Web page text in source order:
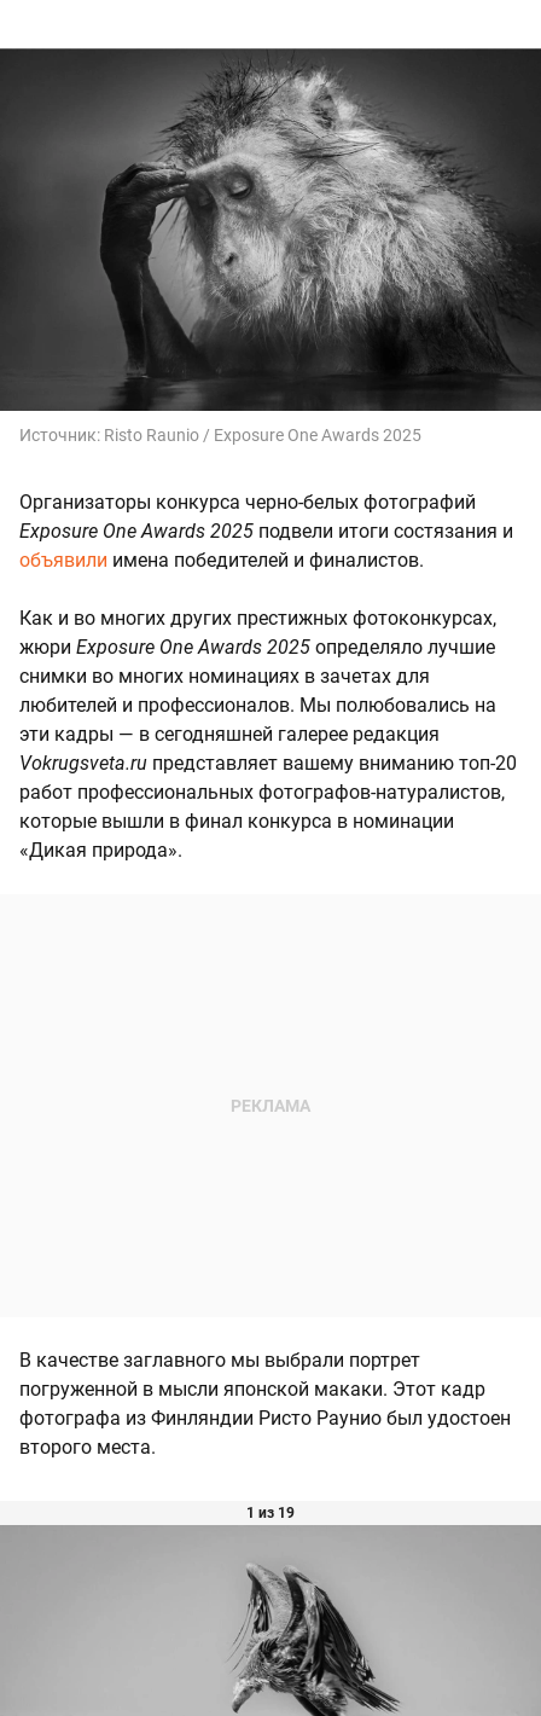
Источник: Risto Raunio / Exposure One Awards 2025
Организаторы конкурса черно-белых фотографий
Exposure One Awards 2025 подвели итоги состязания и
объявили имена победителей и финалистов.
Как и во многих других престижных фотоконкурсах,
жюри Exposure One Awards 2025 определяло лучшие
снимки во многих номинациях в зачетах для
любителей и профессионалов. Мы полюбовались на
эти кадры — в сегодняшней галерее редакция
Vokrugsveta.ru представляет вашему вниманию топ-20
работ профессиональных фотографов-натуралистов,
которые вышли в финал конкурса в номинации
«Дикая природа».
В качестве заглавного мы выбрали портрет
погруженной в мысли японской макаки. Этот кадр
фотографа из Финляндии Ристо Раунио был удостоен
второго места.
1 из 19